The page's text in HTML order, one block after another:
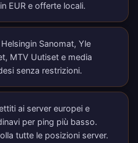
EUR e offerte locali.
Sanomat, Yle
MTV Uutiset e media
senza restrizioni.
ai server europei e
per ping più basso.
tutte le posizioni server.